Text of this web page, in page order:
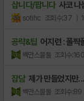
삽니다/팝니다 사코 나
sotihc 조회수:37 |
공략&팁 어지런 : 폴짝
백만스물둘 조회수:160
잡담 제가 만들었지만
백만스물둘 조회수:89